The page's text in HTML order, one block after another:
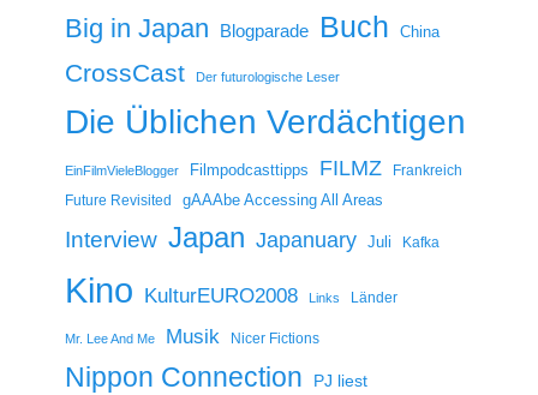
Big in Japan Blogparade Buch China
CrossCast Der futurologische Leser
Die Üblichen Verdächtigen
EinFilmVieleBlogger Filmpodcasttipps FILMZ
Frankreich
Future Revisited
gAAAbe Accessing All Areas
Interview Japan Japanuary Juli Kafka
Kino KulturEURO2008 Links Länder
Mr. Lee And Me Musik Nicer Fictions
Nippon Connection PJ liest